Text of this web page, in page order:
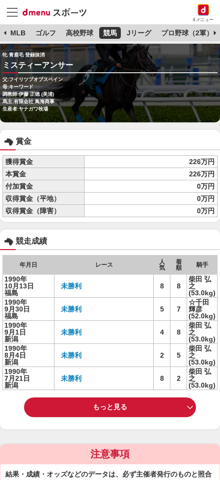
dメニュー
MLB ゴルフ 高校野球 競馬 Jリーグ プロ野球（2軍）
牝 青鹿毛 登録抹消
ミスティーアンサー
父:フイリツプオブスペイン
母:キーワード
調教師:伊藤 正徳 (美浦)
馬主:有限会社 鳥海商事
生産者:ヤナガワ牧場
賞金
獲得賞金
226万円
本賞金
226万円
付加賞金
0万円
収得賞金（平地）
0万円
収得賞金（障害）
0万円
競走成績
年月日 レース
人
気
着
順
騎手
1990年
10月13日
福島
未勝利 8 8
柴田 弘
之
(53.0kg)
1990年
9月30日
福島
未勝利 5 7
☆千田
輝彦
(52.0kg)
1990年
9月1日
新潟
未勝利 4 8
柴田 弘
之
(53.0kg)
1990年
8月4日
新潟
未勝利 2 5
柴田 弘
之
(53.0kg)
1990年
7月21日
新潟
未勝利 8 2
柴田 弘
之
(53.0kg)
もっと見る
注意事項
結果・成績・オッズなどのデータは、必ず主催者発行のものと照合